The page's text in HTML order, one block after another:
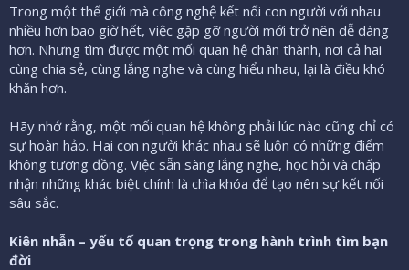
Trong một thế giới mà công nghệ kết nối con người với nhau
nhiều hơn bao giờ hết, việc gặp gỡ người mới trở nên dễ dàng
hơn. Nhưng tìm được một mối quan hệ chân thành, nơi cả hai
cùng chia sẻ, cùng lắng nghe và cùng hiểu nhau, lại là điều khó
khăn hơn.
Hãy nhớ rằng, một mối quan hệ không phải lúc nào cũng chỉ có
sự hoàn hảo. Hai con người khác nhau sẽ luôn có những điểm
không tương đồng. Việc sẵn sàng lắng nghe, học hỏi và chấp
nhận những khác biệt chính là chìa khóa để tạo nên sự kết nối
sâu sắc.
Kiên nhẫn – yếu tố quan trọng trong hành trình tìm bạn
đời